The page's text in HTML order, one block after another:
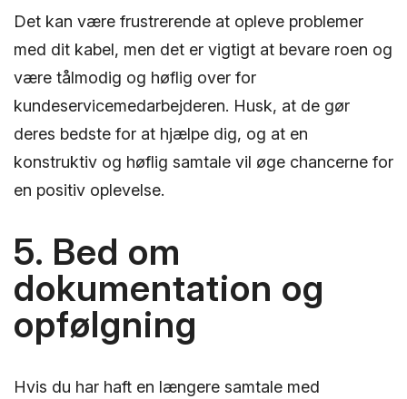
Det kan være frustrerende at opleve problemer
med dit kabel, men det er vigtigt at bevare roen og
være tålmodig og høflig over for
kundeservicemedarbejderen. Husk, at de gør
deres bedste for at hjælpe dig, og at en
konstruktiv og høflig samtale vil øge chancerne for
en positiv oplevelse.
5. Bed om
dokumentation og
opfølgning
Hvis du har haft en længere samtale med